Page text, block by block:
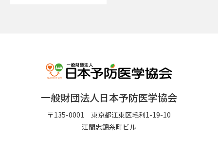
一般財団法人日本予防医学協会
〒135-0001 東京都江東区毛利1-19-10
江間忠錦糸町ビル